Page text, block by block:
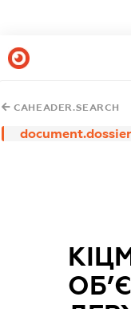
CAHEADER.SEARCH
document.dossier